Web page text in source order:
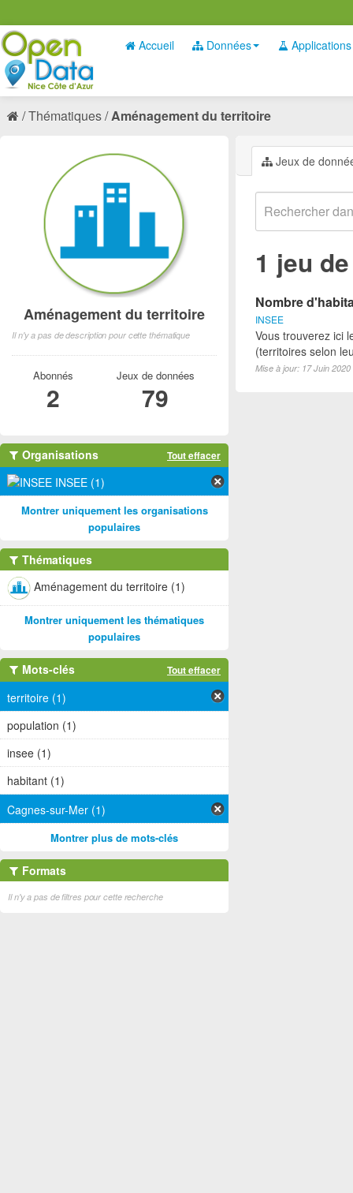
Accueil Données Applications
Thématiques Aménagement du territoire
Jeux de
1 jeu
Nombre
INSEE
Vous trouverez ici
(territoires selon
Mise à jour: 17 Juin 2020
Aménagement du territoire
Il n'y a pas de description pour cette thématique
Abonnés
2
Jeux de données
79
Organisations Tout effacer
INSEE (1)
Montrer uniquement les organisations
populaires
Thématiques
Aménagement du territoire (1)
Montrer uniquement les thématiques
populaires
Mots-clés Tout effacer
territoire (1)
population (1)
insee (1)
habitant (1)
Cagnes-sur-Mer (1)
Montrer plus de mots-clés
Formats
Il n'y a pas de filtres pour cette recherche